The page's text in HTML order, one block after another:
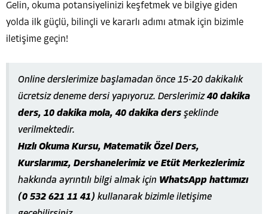
Gelin, okuma potansiyelinizi keşfetmek ve bilgiye giden
yolda ilk güçlü, bilinçli ve kararlı adımı atmak için bizimle
iletişime geçin!
Online derslerimize başlamadan önce 15-20 dakikalık
ücretsiz deneme dersi yapıyoruz. Derslerimiz40 dakika
ders, 10 dakika mola, 40 dakika ders şeklinde
verilmektedir.
Hızlı Okuma Kursu, Matematik Özel Ders,
Kurslarımız, Dershanelerimiz ve Etüt Merkezlerimiz
hakkında ayrıntılı bilgi almak için WhatsApp hattımızı
(0 532 621 11 41) kullanarak bizimle iletişime